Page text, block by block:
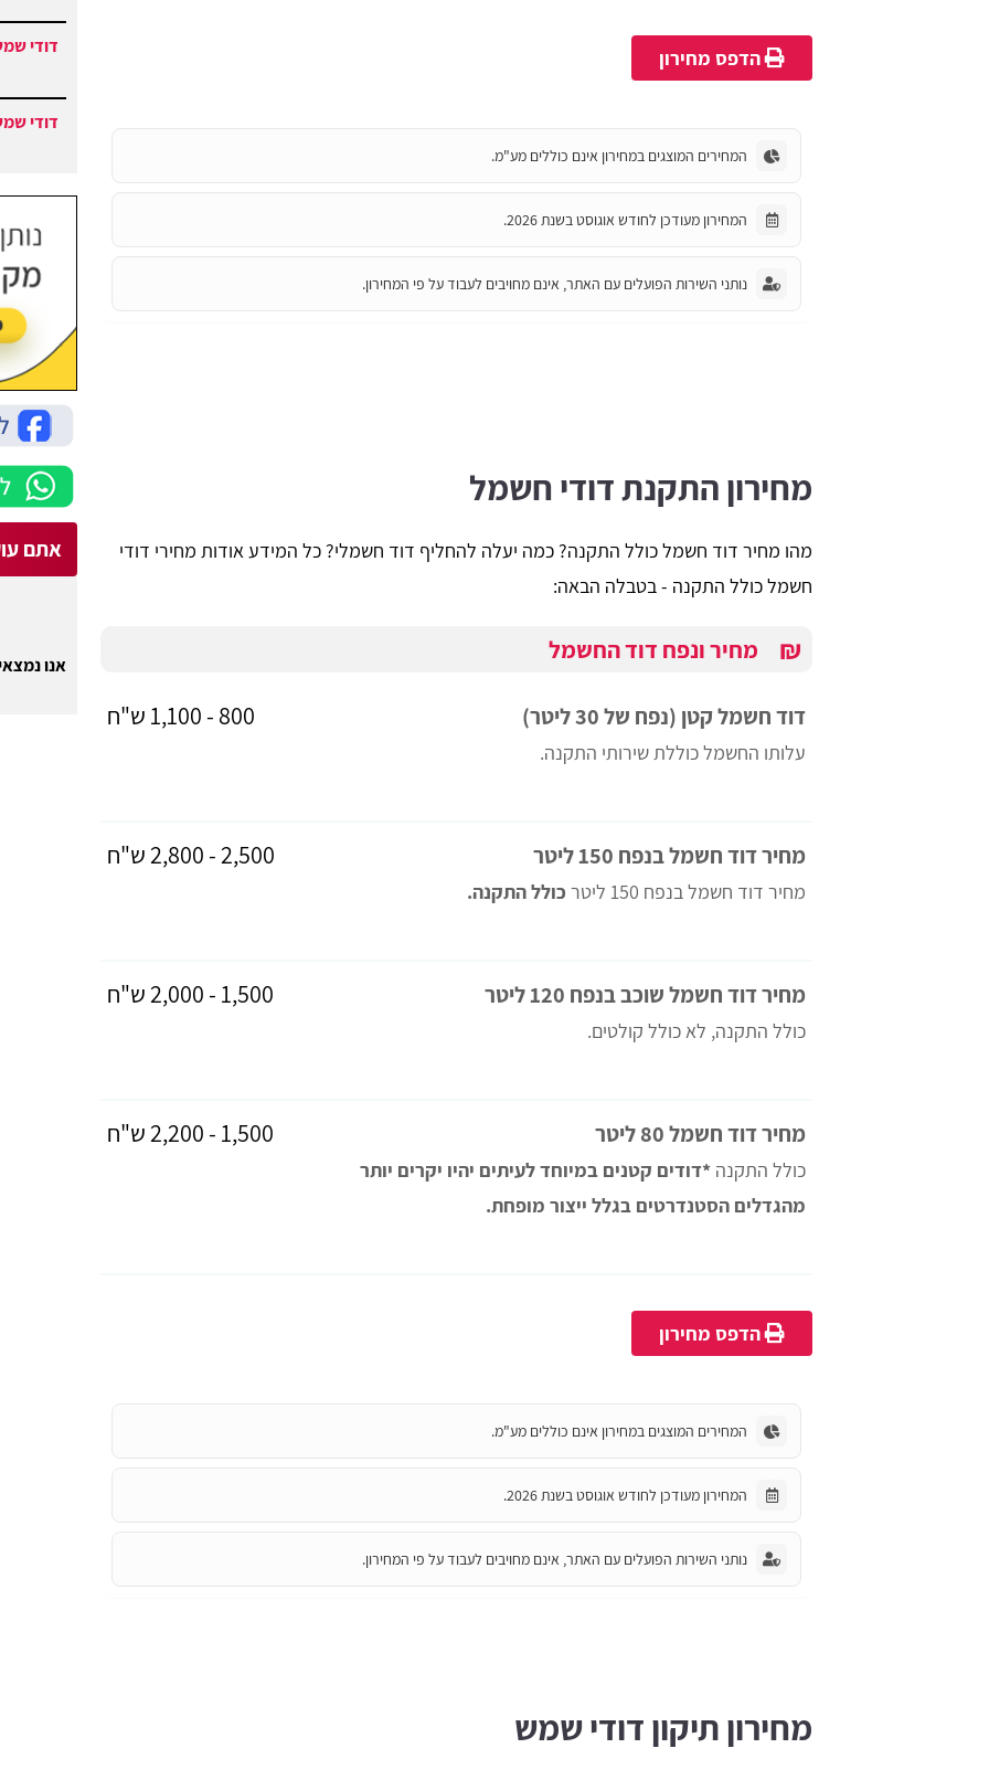
הדפס מחירון
המחירים המוצגים במחירון אינם כוללים מע"מ.
המחירון מעודכן לחודש אוגוסט בשנת 2026.
נותני השירות הפועלים עם האתר, אינם מחויבים לעבוד על פי המחירון.
מחירון התקנת דודי חשמל
מהו מחיר דוד חשמל כולל התקנה? כמה יעלה להחליף דוד חשמלי? כל המידע אודות מחירי דודי
חשמל כולל התקנה - בטבלה הבאה:
₪ מחיר ונפח דוד החשמל
דוד חשמל קטן (נפח של 30 ליטר)
עלותו החשמל כוללת שירותי התקנה.
800 - 1,100 ש"ח
מחיר דוד חשמל בנפח 150 ליטר
מחיר דוד חשמל בנפח 150 ליטר כולל התקנה.
2,500 - 2,800 ש"ח
מחיר דוד חשמל שוכב בנפח 120 ליטר
כולל התקנה, לא כולל קולטים.
1,500 - 2,000 ש"ח
מחיר דוד חשמל 80 ליטר
כולל התקנה *דודים קטנים במיוחד לעיתים יהיו יקרים יותר
מהגדלים הסטנדרטים בגלל ייצור מופחת.
1,500 - 2,200 ש"ח
הדפס מחירון
המחירים המוצגים במחירון אינם כוללים מע"מ.
המחירון מעודכן לחודש אוגוסט בשנת 2026.
נותני השירות הפועלים עם האתר, אינם מחויבים לעבוד על פי המחירון.
מחירון תיקון דודי שמש
דודי
דודי
אתם
אנו